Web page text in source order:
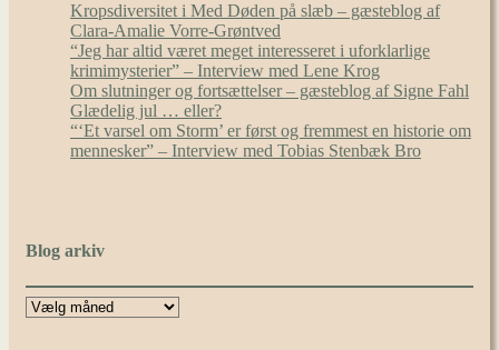
Kropsdiversitet i Med Døden på slæb – gæsteblog af
Clara-Amalie Vorre-Grøntved
“Jeg har altid været meget interesseret i uforklarlige
krimimysterier” – Interview med Lene Krog
Om slutninger og fortsættelser – gæsteblog af Signe Fahl
Glædelig jul … eller?
“‘Et varsel om Storm’ er først og fremmest en historie om
mennesker” – Interview med Tobias Stenbæk Bro
Blog arkiv